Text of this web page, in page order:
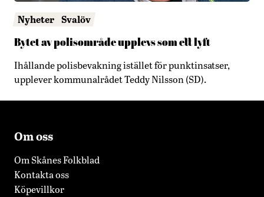
Nyheter Svalöv
Bytet av polisområde upplevs som ett lyft
Ihållande polisbevakning istället för punktinsatser,
upplever kommunalrådet Teddy Nilsson (SD).
Om oss
Om Skånes Folkblad
Kontakta oss
Köpevillkor